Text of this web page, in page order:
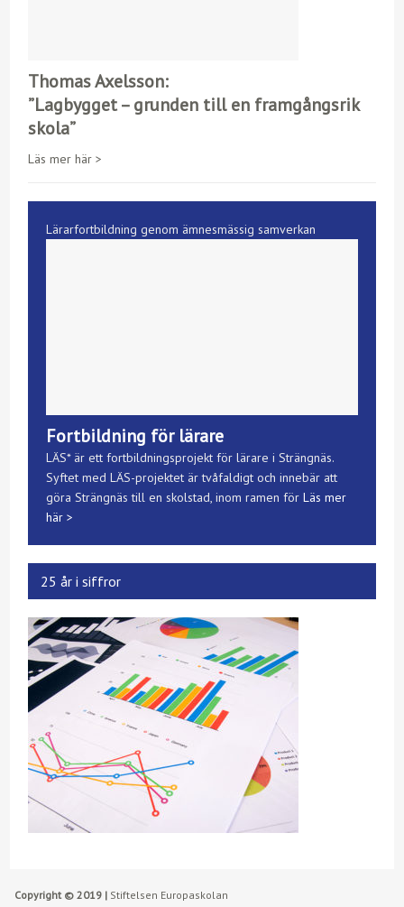
Thomas Axelsson:
”Lagbygget – grunden till en framgångsrik
skola”
Läs mer här >
Lärarfortbildning genom ämnesmässig samverkan
Fortbildning för lärare
LÄS* är ett fortbildningsprojekt för lärare i Strängnäs.
Syftet med LÄS-projektet är tvåfaldigt och innebär att
göra Strängnäs till en skolstad, inom ramen förLäs mer
här >
25 år i siffror
Copyright © 2019 | Stiftelsen Europaskolan